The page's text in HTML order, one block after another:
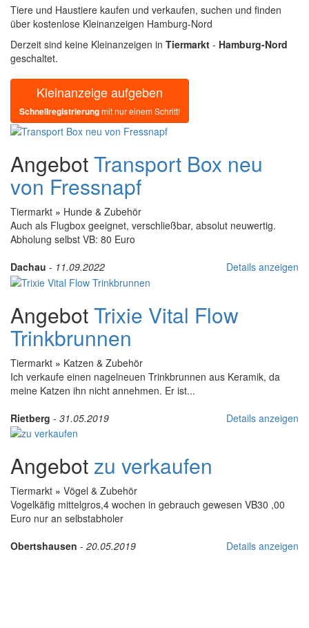
Tiere und Haustiere kaufen und verkaufen, suchen und finden
über kostenlose Kleinanzeigen Hamburg-Nord
Derzeit sind keine Kleinanzeigen in Tiermarkt - Hamburg-Nord
geschaltet.
Kleinanzeige aufgeben
Schnellregistrierungmit nur einem Schritt!
AngebotTransport Box neu
von Fressnapf
Tiermarkt » Hunde & Zubehör
Auch als Flugbox geeignet, verschließbar, absolut neuwertig.
Abholung selbst VB: 80 Euro
Dachau - 11.09.2022 Details anzeigen
AngebotTrixie Vital Flow
Trinkbrunnen
Tiermarkt » Katzen & Zubehör
Ich verkaufe einen nagelneuen Trinkbrunnen aus Keramik, da
meine Katzen ihn nicht annehmen. Er ist...
Rietberg - 31.05.2019 Details anzeigen
Angebot zu verkaufen
Tiermarkt » Vögel & Zubehör
Vogelkäfig mittelgros,4 wochen in gebrauch gewesen VB30 ,00
Euro nur an selbstabholer
Obertshausen - 20.05.2019 Details anzeigen